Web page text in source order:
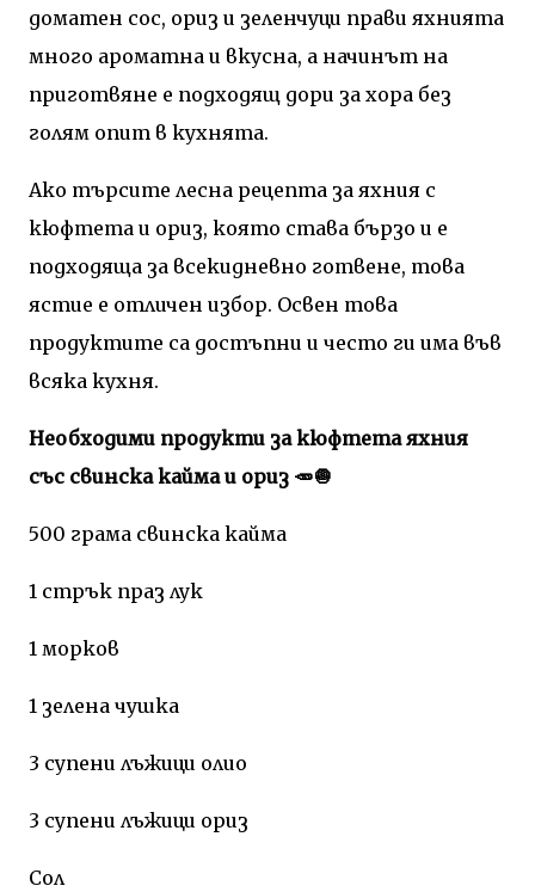
доматен сос, ориз и зеленчуци прави яхнията
много ароматна и вкусна, а начинът на
приготвяне е подходящ дори за хора без
голям опит в кухнята.
Ако търсите лесна рецепта за яхния с
кюфтета и ориз, която става бързо и е
подходяща за всекидневно готвене, това
ястие е отличен избор. Освен това
продуктите са достъпни и често ги има във
всяка кухня.
Необходими продукти за кюфтета яхния
със свинска кайма и ориз 🥕🧅
500 грама свинска кайма
1 стрък праз лук
1 морков
1 зелена чушка
3 супени лъжици олио
3 супени лъжици ориз
Сол